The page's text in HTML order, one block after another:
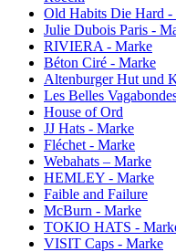
Old Habits Die Hard -
Julie Dubois Paris -
RIVIERA - Marke
Béton Ciré - Marke
Altenburger Hut und
Les Belles
House of Ord
JJ Hats - Marke
Fléchet - Marke
Webahats – Marke
HEMLEY - Marke
Faible and Failure
McBurn - Marke
TOKIO HATS -
VISIT Caps - Marke